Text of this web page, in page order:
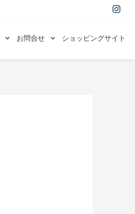
I
n
a
r
お問合せ ショッピングサイト